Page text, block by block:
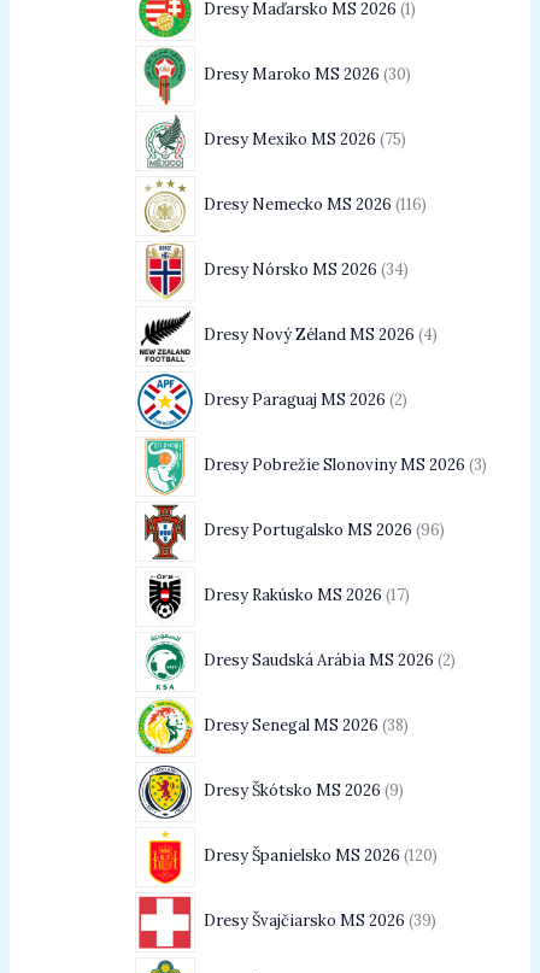
Dresy Maďarsko MS 2026 1
Dresy Maroko MS 2026 30
Dresy Mexiko MS 2026 75
Dresy Nemecko MS 2026 116
Dresy Nórsko MS 2026 34
Dresy Nový Zéland MS 2026 4
Dresy Paraguaj MS 2026 2
Dresy Pobrežie Slonoviny MS 2026 3
Dresy Portugalsko MS 2026 96
Dresy Rakúsko MS 2026 17
Dresy Saudská Arábia MS 2026 2
Dresy Senegal MS 2026 38
Dresy Škótsko MS 2026 9
Dresy Španielsko MS 2026 120
Dresy Švajčiarsko MS 2026 39